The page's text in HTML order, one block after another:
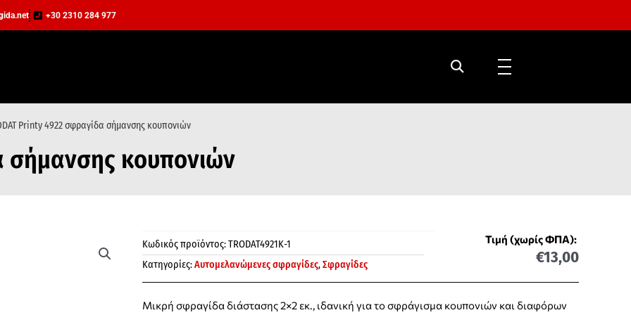
+30 2310 284 977
Printy 4922 σφραγίδα σήμανσης κουπονιών
σήμανσης κουπονιών
Κωδικός προϊόντος:TRODAT4921K-1
Κατηγορίες:Αυτομελανώμενες σφραγίδες,Σφραγίδες
Τιμή (χωρίς ΦΠΑ):
€13,00
Μικρή σφραγίδα διάστασης 2×2 εκ., ιδανική για το σφράγισμα κουπονιών και διαφόρων